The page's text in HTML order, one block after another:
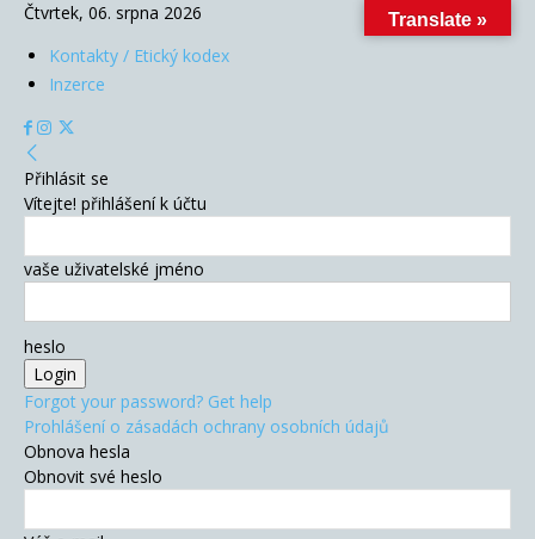
Čtvrtek, 06. srpna 2026
Kontakty / Etický kodex
Inzerce
Přihlásit se
Vítejte! přihlášení k účtu
vaše uživatelské jméno
heslo
Forgot your password? Get help
Prohlášení o zásadách ochrany osobních údajů
Obnova hesla
Obnovit své heslo
Translate »